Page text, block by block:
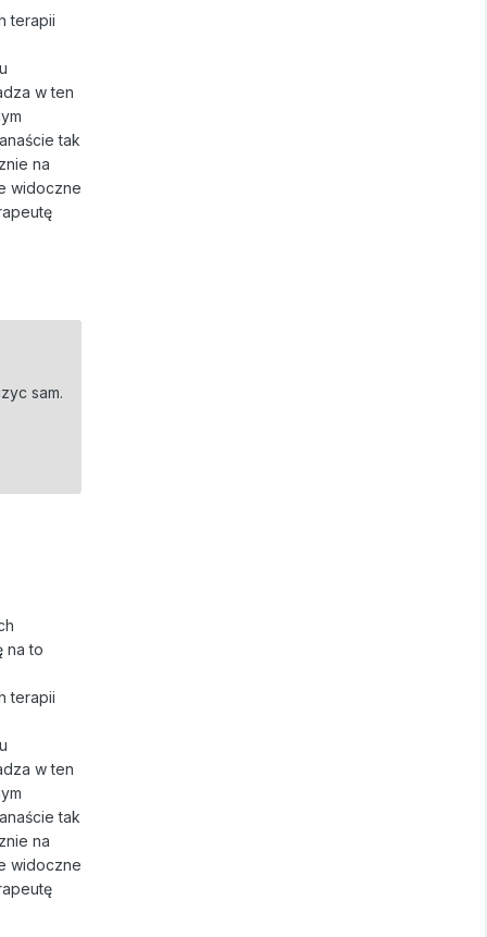
terapii
w ten
tak
na
widoczne
sam.
na to
terapii
w ten
tak
na
widoczne